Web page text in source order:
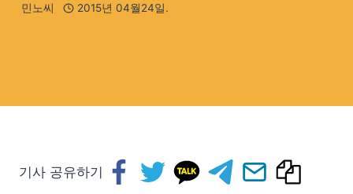
민노씨 2015년 04월24일.
기사 공유하기